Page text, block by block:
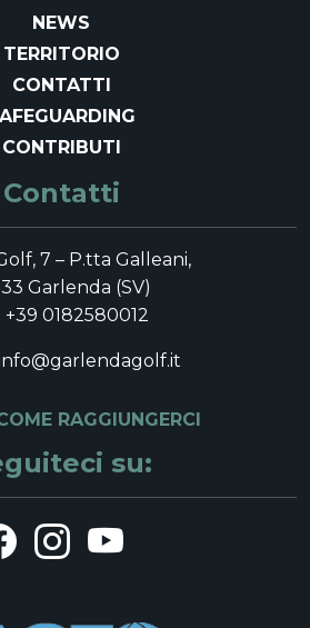
NEWS
TERRITORIO
CONTATTI
CONTRIBUTI
Contatti
7 – P.tta Galleani,
Garlenda (SV)
+39 0182580012
RAGGIUNGERCI
su: